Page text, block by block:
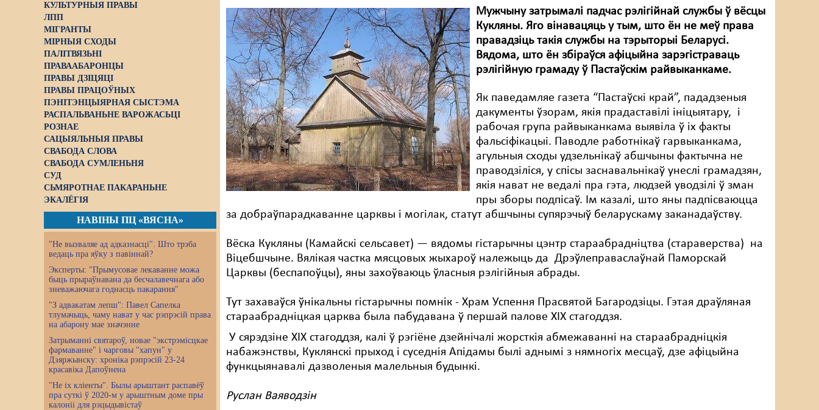
КУЛЬТУРНЫЯ ПРАВЫ
ЛПП
МІГРАНТЫ
МІРНЫЯ СХОДЫ
ПАЛІТВЯЗЬНІ
ПРАВААБАРОНЦЫ
ПРАВЫ ДЗІЦЯЦІ
ПРАВЫ ПРАЦОЎНЫХ
ПЭНІТЭНЦЫЯРНАЯ СЫСТЭМА
РАСПАЛЬВАНЬНЕ ВАРОЖАСЬЦІ
РОЗНАЕ
САЦЫЯЛЬНЫЯ ПРАВЫ
СВАБОДА СЛОВА
СВАБОДА СУМЛЕНЬНЯ
СУД
СЬМЯРОТНАЕ ПАКАРАНЬНЕ
ЭКАЛЁГІЯ
НАВІНЫ ПЦ «ВЯСНА»
"Не вызваляе ад адказнасці". Што трэба
ведаць пра яўку з павіннай?
Эксперты: "Прымусовае лекаванне можа
быць прыраўнавана да бесчалавечнага або
зневажаючага годнасць пакарання"
"З адвакатам лепш": Павел Сапелка
тлумачыць, чаму нават у час рэпрэсій права
на абарону мае значэнне
Затрыманні святароў, новае "экстрэмісцкае
фармаванне" і чарговы "хапун" у
Дзяржынску: хроніка рэпрэсій 23-24
красавіка Дапоўнена
"Не іх кліенты". Былы арыштант распавёў
пра суткі ў 2020-м у арыштным доме пры
калоніі для рэцыдывістаў
Мужчыну затрымалі падчас рэлігійнай службы ў вёсцы
Кукляны. Яго вінавацяць у тым, што ён не меў права
правадзіць такія службы на тэрыторыі Беларусі.
Вядома, што ён збіраўся афіцыйна зарэгістраваць
рэлігійную грамаду ў Пастаўскім райвыканкаме.
Як паведамляе газета “Пастаўскі край”, пададзеныя
дакументы ўзорам, якія прадаставілі ініцыятару, і
рабочая група райвыканкама выявіла ў іх факты
фальсіфікацыі. Паводле работнікаў гарвыканкама,
агульныя сходы удзельнікаў абшчыны фактычна не
праводзіліся, у спісы заснавальнікаў унеслі грамадзян,
якія нават не ведалі пра гэта, людзей уводзілі ў зман
пры зборы подпісаў. Ім казалі, што яны падпісваюцца
за добраўпарадкаванне царквы і могілак, статут абшчыны супярэчыў беларускаму заканадаўству.
Вёска Кукляны (Камайскі сельсавет) — вядомы гістарычны цэнтр стараабрадніцтва (стараверства) на
Віцебшчыне. Вялікая частка мясцовых жыхароў належыць да Дрэўлеправаслаўнай Паморскай
Царквы (беспапоўцы), яны захоўваюць ўласныя рэлігійныя абрады.
Тут захаваўся ўнікальны гістарычны помнік - Храм Успення Прасвятой Багародзіцы. Гэтая драўляная
стараабрадніцкая царква была пабудавана ў першай палове XIX стагоддзя.
У сярэдзіне XIX стагоддзя, калі ў рэгіёне дзейнічалі жорсткія абмежаванні на стараабрадніцкія
набажэнствы, Куклянскі прыход і суседнія Апідамы былі аднымі з нямногіх месцаў, дзе афіцыйна
функцыянавалі дазволеныя малельныя будынкі.
Руслан Ваяводзін